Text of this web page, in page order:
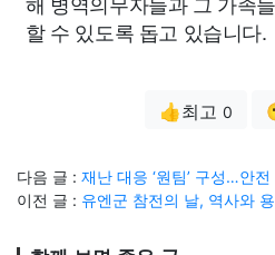
할 수 있도록 돕고 있습니다.
👍최고 0
다음 글 : 재난 대응 ‘원팀’ 구성…안
이전 글 : 유엔군 참전의 날, 역사와